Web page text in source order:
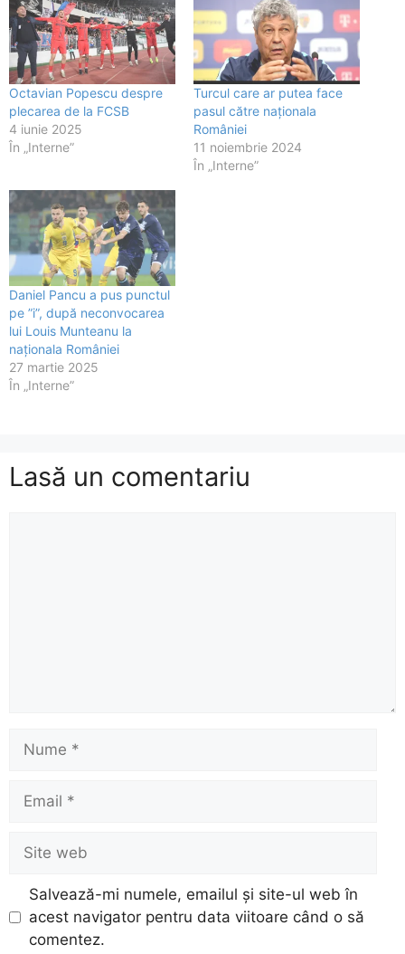
Octavian Popescu despre
plecarea de la FCSB
4 iunie 2025
În „Interne”
Turcul care ar putea face
pasul către naționala
României
11 noiembrie 2024
În „Interne”
Daniel Pancu a pus punctul
pe ”i”, după neconvocarea
lui Louis Munteanu la
naționala României
27 martie 2025
În „Interne”
Lasă un comentariu
web
Salvează-mi numele, emailul și site-ul web în
acest navigator pentru data viitoare când o să
comentez.